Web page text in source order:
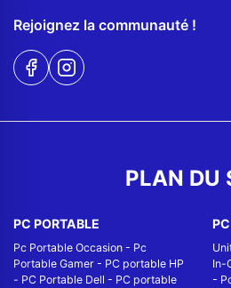
Rejoignez la communauté !
PLAN DU
PC PORTABLE
Pc Portable Occasion - Pc
Portable Gamer - PC portable HP
- PC Portable Dell - PC portable
In-
-